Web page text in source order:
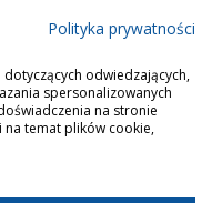
Polityka prywatności
odwiedzających,
spersonalizowanych
na stronie
na temat plików cookie,